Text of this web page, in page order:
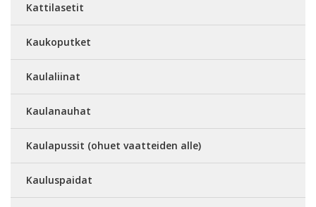
Kattilasetit
Kaukoputket
Kaulaliinat
Kaulanauhat
Kaulapussit (ohuet vaatteiden alle)
Kauluspaidat